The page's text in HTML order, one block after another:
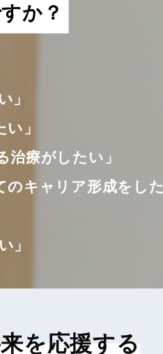
か？
」
」
療がしたい」
のキャリア形成をした
」
を応援する